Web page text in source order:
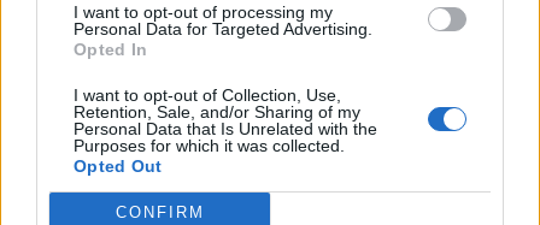
I want to opt-out of processing my
Personal Data for Targeted Advertising.
Opted In
I want to opt-out of Collection, Use,
Retention, Sale, and/or Sharing of my
Personal Data that Is Unrelated with the
Purposes for which it was collected.
Opted Out
CONFIRM